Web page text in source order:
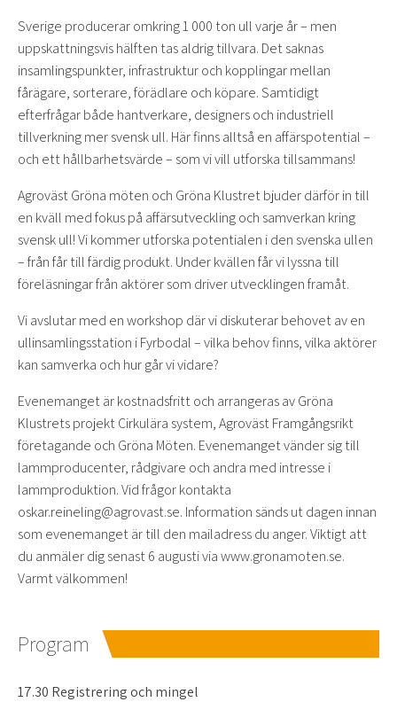
Sverige producerar omkring 1 000 ton ull varje år – men
uppskattningsvis hälften tas aldrig tillvara. Det saknas
insamlingspunkter, infrastruktur och kopplingar mellan
fårägare, sorterare, förädlare och köpare. Samtidigt
efterfrågar både hantverkare, designers och industriell
tillverkning mer svensk ull. Här finns alltså en affärspotential –
och ett hållbarhetsvärde – som vi vill utforska tillsammans!
Agroväst Gröna möten och Gröna Klustret bjuder därför in till
en kväll med fokus på affärsutveckling och samverkan kring
svensk ull! Vi kommer utforska potentialen i den svenska ullen
– från får till färdig produkt. Under kvällen får vi lyssna till
föreläsningar från aktörer som driver utvecklingen framåt.
Vi avslutar med en workshop där vi diskuterar behovet av en
ullinsamlingsstation i Fyrbodal – vilka behov finns, vilka aktörer
kan samverka och hur går vi vidare?
Evenemanget är kostnadsfritt och arrangeras av Gröna
Klustrets projekt Cirkulära system, Agroväst Framgångsrikt
företagande och Gröna Möten. Evenemanget vänder sig till
lammproducenter, rådgivare och andra med intresse i
lammproduktion. Vid frågor kontakta
oskar.reineling@agrovast.se. Information sänds ut dagen innan
som evenemanget är till den mailadress du anger. Viktigt att
du anmäler dig senast 6 augusti via www.gronamoten.se.
Varmt välkommen!
Program
17.30 Registrering och mingel